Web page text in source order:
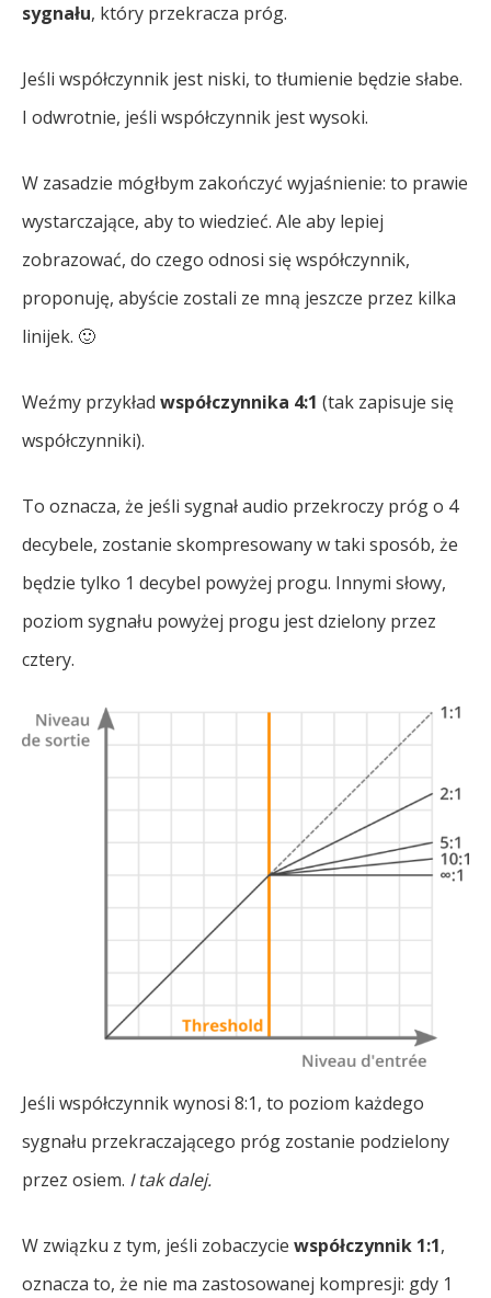
sygnału, który przekracza próg.
Jeśli współczynnik jest niski, to tłumienie będzie słabe.
I odwrotnie, jeśli współczynnik jest wysoki.
W zasadzie mógłbym zakończyć wyjaśnienie: to prawie
wystarczające, aby to wiedzieć. Ale aby lepiej
zobrazować, do czego odnosi się współczynnik,
proponuję, abyście zostali ze mną jeszcze przez kilka
linijek. 🙂
Weźmy przykład współczynnika 4:1 (tak zapisuje się
współczynniki).
To oznacza, że jeśli sygnał audio przekroczy próg o 4
decybele, zostanie skompresowany w taki sposób, że
będzie tylko 1 decybel powyżej progu. Innymi słowy,
poziom sygnału powyżej progu jest dzielony przez
cztery.
Jeśli współczynnik wynosi 8:1, to poziom każdego
sygnału przekraczającego próg zostanie podzielony
przez osiem. I tak dalej.
W związku z tym, jeśli zobaczycie współczynnik 1:1,
oznacza to, że nie ma zastosowanej kompresji: gdy 1